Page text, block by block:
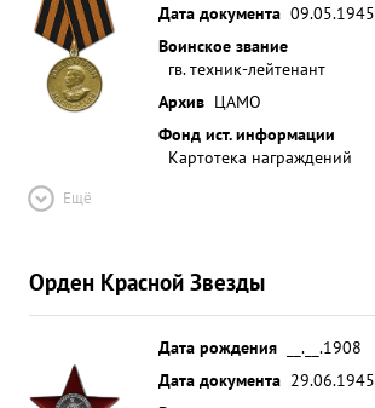
Дата документа 09.05.1945
Воинское звание
гв. техник-лейтенант
Архив ЦАМО
Фонд ист. информации
Картотека награждений
Ещё
Орден Красной Звезды
Дата рождения
__.__.1908
Дата документа 29.06.1945